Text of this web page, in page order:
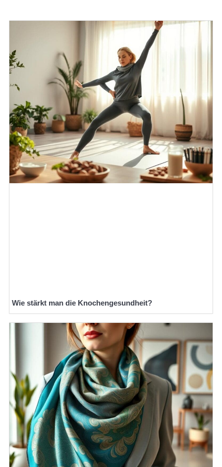
Wie stärkt man die Knochengesundheit?